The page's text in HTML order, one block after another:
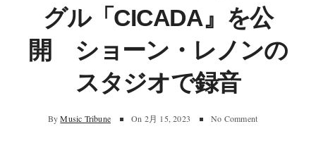
グル「CICADA』を公
開 ショーン・レノンの
スタジオで録音
By Music Tribune On 2月 15, 2023 No Comment